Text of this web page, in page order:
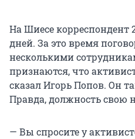
На Шиесе корреспондент
дней. За это время
несколькими
признаются, что
сказал Игорь Попов. Он
Правда, должность свою
— Вы спросите у